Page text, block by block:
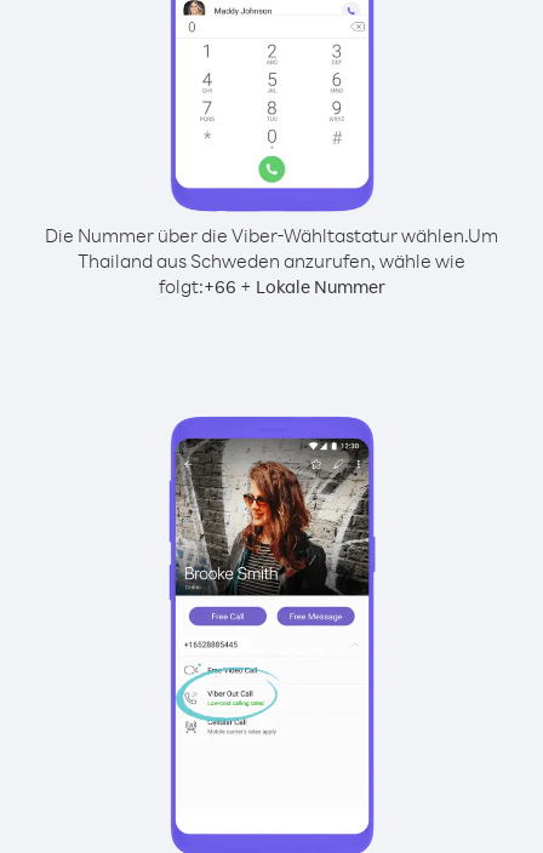
Die Nummer über die Viber-Wähltastatur wählen.Um
Thailand aus Schweden anzurufen, wähle wie
folgt:+66 + Lokale Nummer